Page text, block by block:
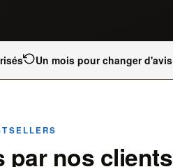
Un mois pour changer d'avis
par nos clients